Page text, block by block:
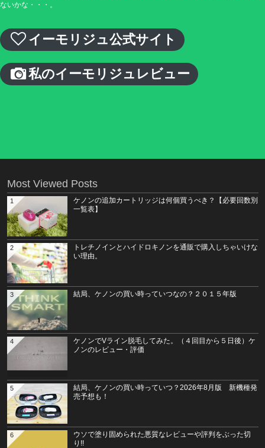
ないかな・・・。
イーモリジュ公式サイト
私のイーモリジュレビュー
Most Viewed Posts
ケノンの追加カートリッジは何個買うべき？【必要回数別
一覧表】
1
トレチノインとハイドロキノンを通販で購入しちゃいけな
い理由。
2
結局、ケノンの買い時っていつなの？２０１５年版
3
ケノンでVライン脱毛してみた。（４回目から５日後）ケ
ノンのレビュー・評価
4
結局、ケノンの買い時っていつ？2026年8月版 新機種発
売予想も！
5
ウソで塗り固められた悪質なレビューや評判をぶった切
り!!
6